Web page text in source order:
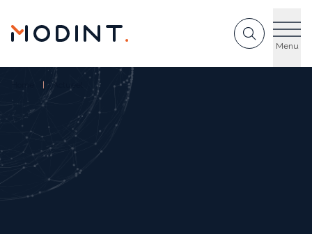
Menu
Actueel